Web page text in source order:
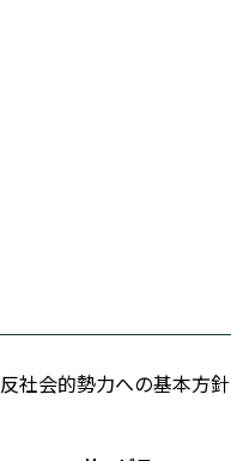
反社会的勢力への基本方針